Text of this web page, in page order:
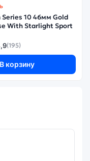
10 46мм Gold
With Starlight Sport
(195)
В корзину